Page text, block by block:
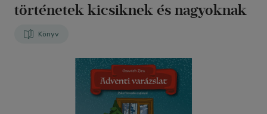
történetek kicsiknek és nagyoknak
Könyv